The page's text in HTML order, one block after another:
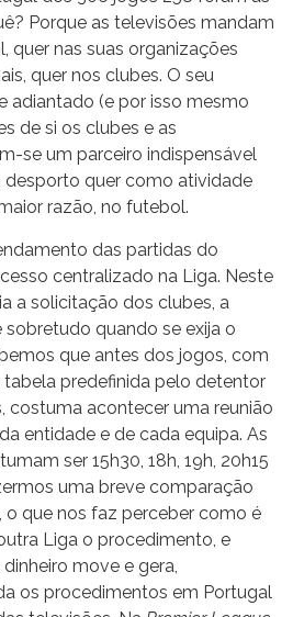
Porque as televisões mandam
quer nas suas organizações
quer nos clubes. O seu
adiantado (e por isso mesmo
de si os clubes e as
se um parceiro indispensável
quer como atividade
razão, no futebol.
das partidas do
centralizado na Liga. Neste
a solicitação dos clubes, a
quando se exija o
que antes dos jogos, com
predefinida pelo detentor
costuma acontecer uma reunião
entidade e de cada equipa. As
ser 15h30, 18h, 19h, 20h15
uma breve comparação
, o que nos faz perceber como é
Liga o procedimento, e
move e gera,
os procedimentos em Portugal